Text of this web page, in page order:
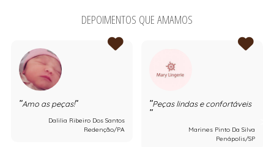
DEPOIMENTOS QUE AMAMOS
Amo as peças!
Dalilia Ribeiro Dos Santos
Redenção/PA
Peças lindas e confortáveis
Marines Pinto Da Silva
Penápolis/SP